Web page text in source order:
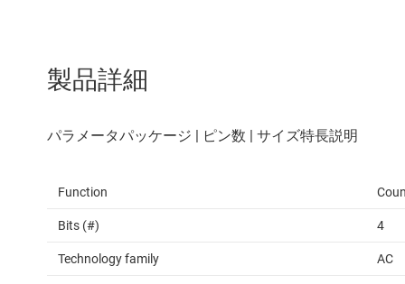
製品詳細
Function
Bits (#) 4
Technology family AC